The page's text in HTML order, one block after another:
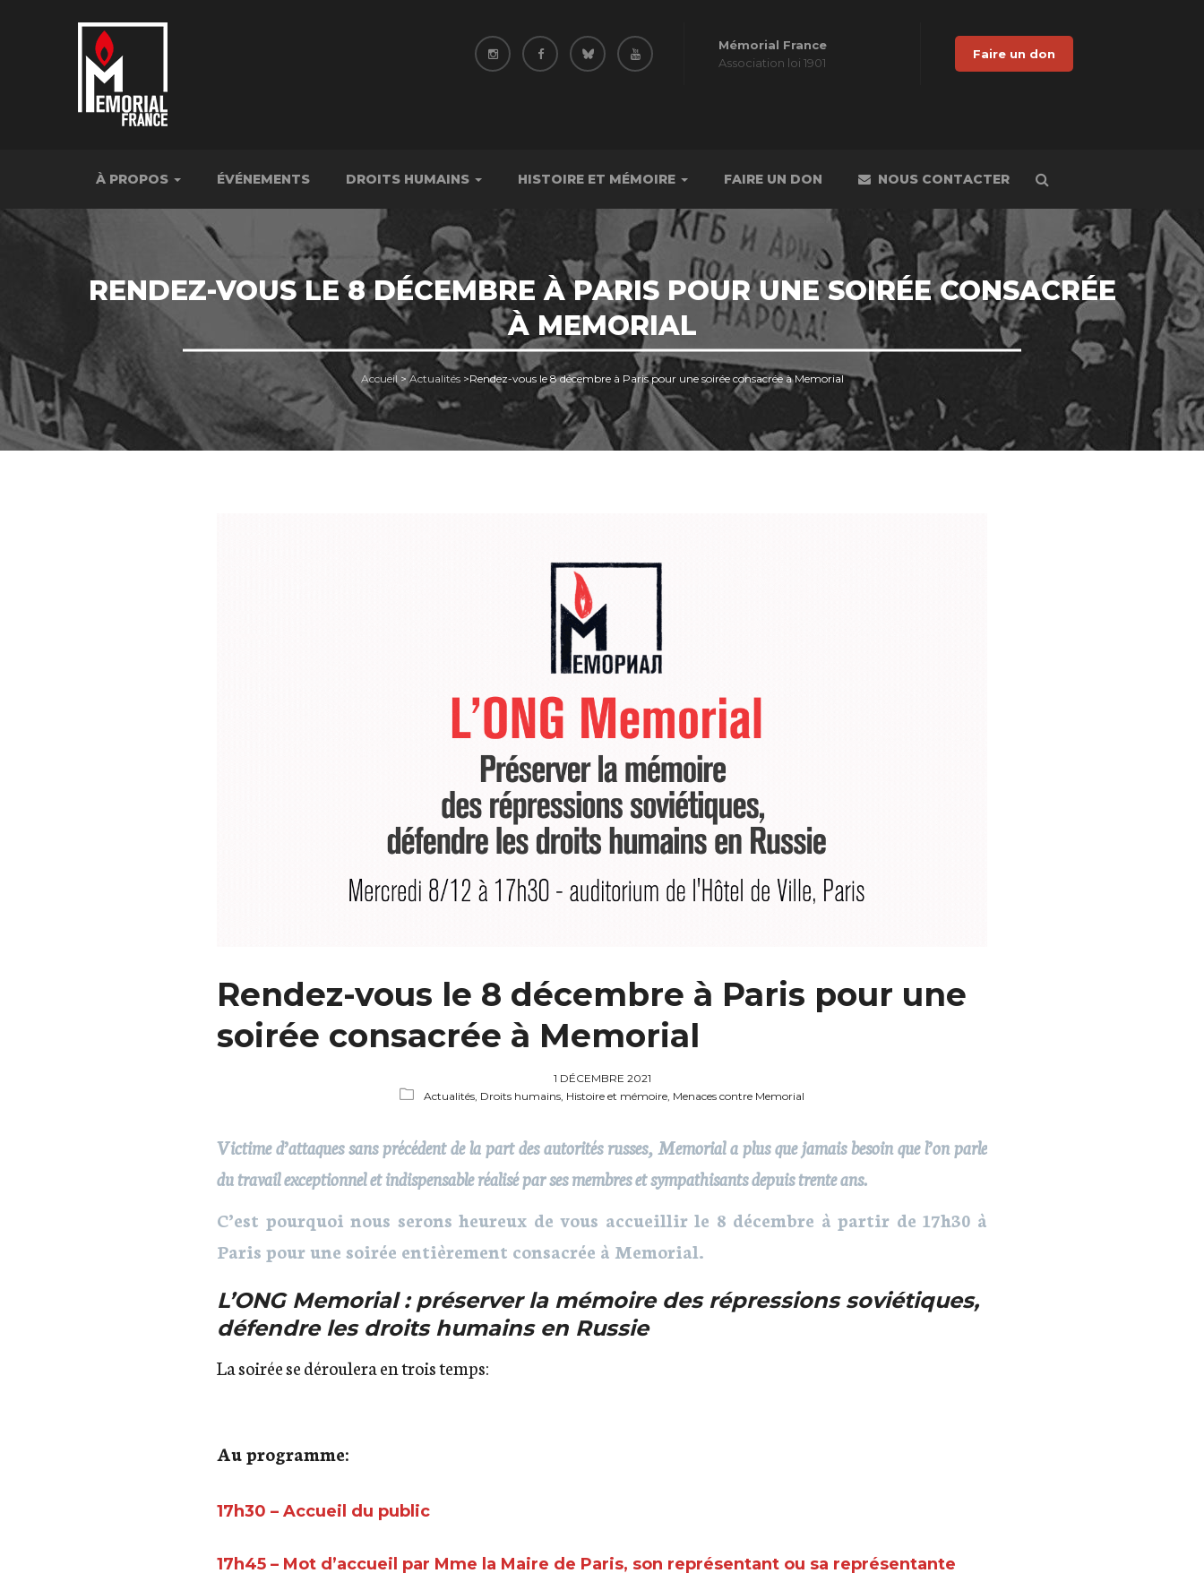
Mémorial France
Association loi 1901
Faire un don
À PROPOS ÉVÉNEMENTS DROITS HUMAINS HISTOIRE ET MÉMOIRE FAIRE UN DON NOUS CONTACTER
RENDEZ-VOUS LE 8 DÉCEMBRE À PARIS POUR UNE SOIRÉE CONSACRÉE
À MEMORIAL
Accueil > Actualités>Rendez-vous le 8 décembre à Paris pour une soirée consacrée à Memorial
Rendez-vous le 8 décembre à Paris pour une
soirée consacrée à Memorial
1 DÉCEMBRE 2021
Actualités, Droits humains, Histoire et mémoire, Menaces contre Memorial
Victime d’attaques sans précédent de la part des autorités russes, Memorial a plus que jamais besoin que l’on parle
du travail exceptionnel et indispensable réalisé par ses membres et sympathisants depuis trente ans.
C’est pourquoi nous serons heureux de vous accueillir le 8 décembre à partir de 17h30 à
Paris pour une soirée entièrement consacrée à Memorial.
L’ONG Memorial : préserver la mémoire des répressions soviétiques,
défendre les droits humains en Russie
La soirée se déroulera en trois temps:
Au programme:
17h30 – Accueil du public
17h45 – Mot d’accueil par Mme la Maire de Paris, son représentant ou sa représentante